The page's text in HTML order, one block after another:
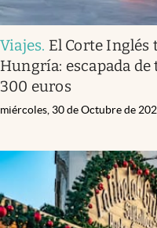
Viajes. El Corte Inglés
Hungría: escapada
300 euros
miércoles, 30 de Octubre de